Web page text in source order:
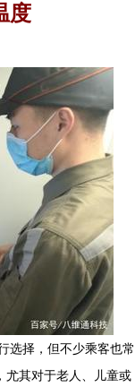
度
选择，但不少乘客也常
其对于老人、儿童或